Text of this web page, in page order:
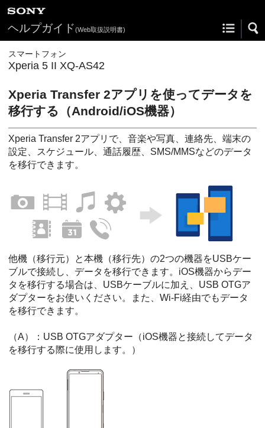
ヘルプガイド(Web取扱説明書)
スマートフォン
Xperia 5 II XQ-AS42
Xperia Transfer 2アプリを使ってデータを
移行する（Android/iOS機器）
Xperia Transfer 2アプリで、音楽や写真、連絡先、端末の
設定、スケジュール、通話履歴、SMS/MMSなどのデータ
を移行できます。
他機（移行元）と本機（移行先）の2つの機器をUSBケー
ブルで接続し、データを移行できます。iOS機器からデー
タを移行する場合は、USBケーブルに加え、USB OTGア
ダプターをお使いください。また、Wi-Fi経由でもデータ
を移行できます。
（A）：USB OTGアダプター（iOS機器と接続してデータ
を移行する際に使用します。）